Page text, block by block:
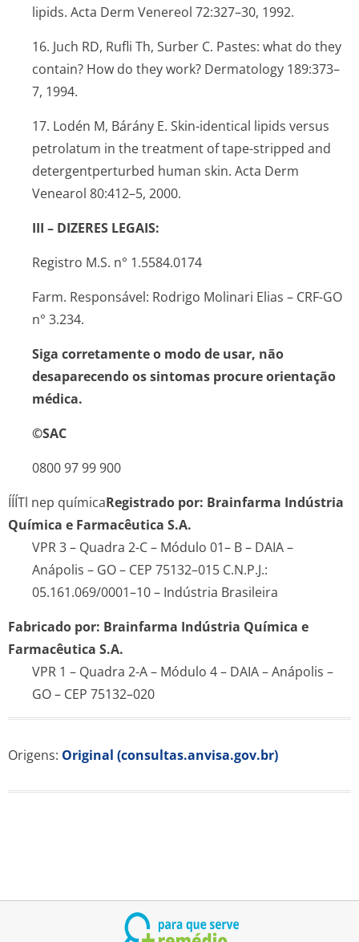
lipids. Acta Derm Venereol 72:327–30, 1992.
16. Juch RD, Rufli Th, Surber C. Pastes: what do they
contain? How do they work? Dermatology 189:373–
7, 1994.
17. Lodén M, Bárány E. Skin-identical lipids versus
petrolatum in the treatment of tape-stripped and
detergentperturbed human skin. Acta Derm
Venearol 80:412–5, 2000.
III – DIZERES LEGAIS:
Registro M.S. n° 1.5584.0174
Farm. Responsável: Rodrigo Molinari Elias – CRF-GO
n° 3.234.
Siga corretamente o modo de usar, não
desaparecendo os sintomas procure orientação
médica.
©SAC
0800 97 99 900
ÍÍÍTl nep químicaRegistrado por: Brainfarma Indústria
Química e Farmacêutica S.A.
VPR 3 – Quadra 2-C – Módulo 01– B – DAIA –
Anápolis – GO – CEP 75132–015 C.N.P.J.:
05.161.069/0001–10 – Indústria Brasileira
Fabricado por: Brainfarma Indústria Química e
Farmacêutica S.A.
VPR 1 – Quadra 2-A – Módulo 4 – DAIA – Anápolis –
GO – CEP 75132–020
Origens: Original (consultas.anvisa.gov.br)